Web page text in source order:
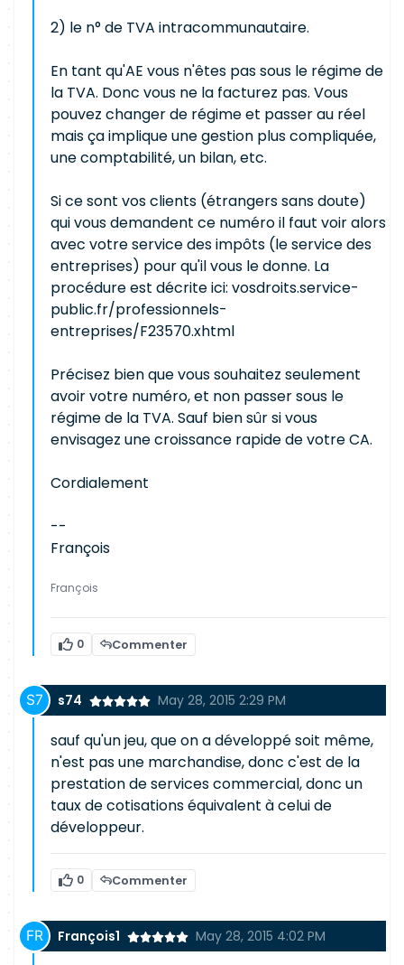
2) le n° de TVA intracommunautaire.
En tant qu'AE vous n'êtes pas sous le régime de
la TVA. Donc vous ne la facturez pas. Vous
pouvez changer de régime et passer au réel
mais ça implique une gestion plus compliquée,
une comptabilité, un bilan, etc.
Si ce sont vos clients (étrangers sans doute)
qui vous demandent ce numéro il faut voir alors
avec votre service des impôts (le service des
entreprises) pour qu'il vous le donne. La
procédure est décrite ici: vosdroits.service-
public.fr/professionnels-
entreprises/F23570.xhtml
Précisez bien que vous souhaitez seulement
avoir votre numéro, et non passer sous le
régime de la TVA. Sauf bien sûr si vous
envisagez une croissance rapide de votre CA.
Cordialement
--
François
François
0 Commenter
s74 May 28, 2015 2:29 PM
sauf qu'un jeu, que on a développé soit même,
n'est pas une marchandise, donc c'est de la
prestation de services commercial, donc un
taux de cotisations équivalent à celui de
développeur.
0 Commenter
François1 May 28, 2015 4:02 PM